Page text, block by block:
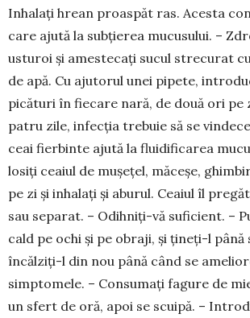
Inhalați hrean proaspăt ras. Acesta
care ajută la sub­țierea mucusului. –
usturoi și amestecați su­cul strecurat
de apă. Cu ajutorul unei pipete,
picături în fiecare nară, de două ori pe
patru zile, infec­ția trebuie să se
ceai fierbinte ajută la fluidificarea
losiți ceaiul de mușețel, măceșe,
pe zi și inhalați și aburul. Ceaiul îl
sau separat. – Odih­niți-vă sufi­cient. –
cald pe ochi și pe obraji, și țineți-l până
încălziți-l din nou până când se
simptomele. – Con­su­mați fagure de
un sfert de oră, apoi se scuipă. –